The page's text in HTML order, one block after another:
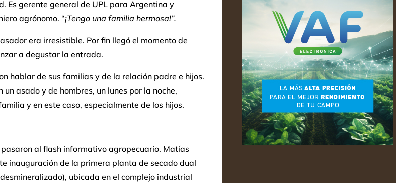
Es gerente general de UPL para Argentina y
agrónomo. “¡Tengo una familia hermosa!”.
era irresistible. Por fin llegó el momento de
a degustar la entrada.
hablar de sus familias y de la relación padre e hijos.
un asado y de hombres, un lunes por la noche,
y en este caso, especialmente de los hijos.
al flash informativo agropecuario. Matías
inauguración de la primera planta de secado dual
ubicada en el complejo industrial